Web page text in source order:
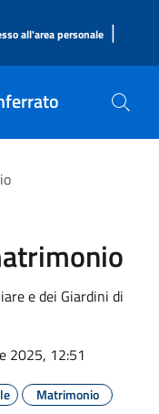
all'area personale |
e dei Giardini di
2025, 12:51
Matrimonio